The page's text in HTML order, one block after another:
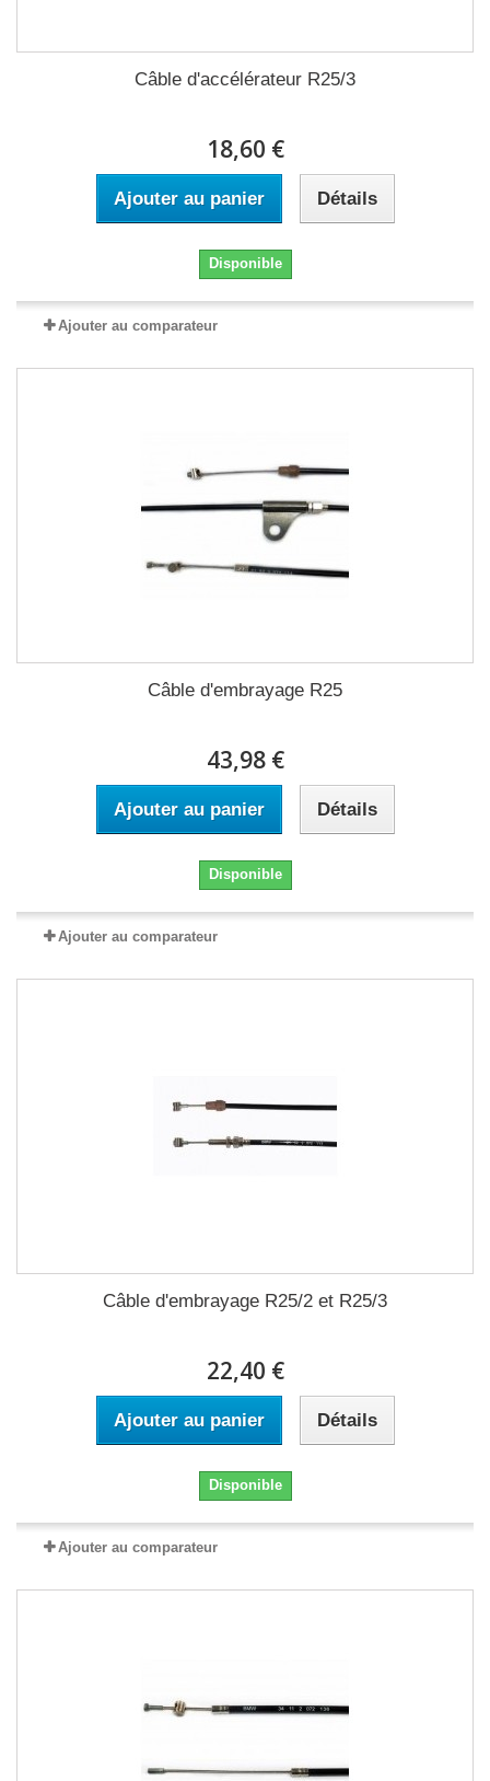
Câble d'accélérateur R25/3
18,60 €
Ajouter au panier Détails
Disponible
Ajouter au comparateur
Câble d'embrayage R25
43,98 €
Ajouter au panier Détails
Disponible
Ajouter au comparateur
Câble d'embrayage R25/2 et R25/3
22,40 €
Ajouter au panier Détails
Disponible
Ajouter au comparateur